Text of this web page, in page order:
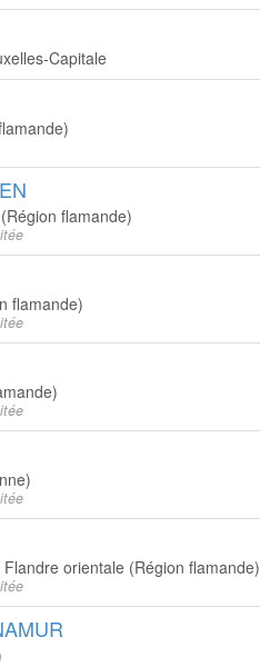
Capitale
flamande)
flamande)
orientale (Région flamande)